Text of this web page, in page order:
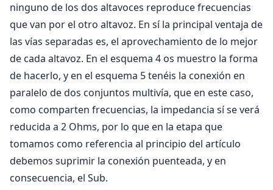
ninguno de los dos altavoces reproduce frecuencias
que van por el otro altavoz. En sí la principal ventaja de
las vías separadas es, el aprovechamiento de lo mejor
de cada altavoz. En el esquema 4 os muestro la forma
de hacerlo, y en el esquema 5 tenéis la conexión en
paralelo de dos conjuntos multivía, que en este caso,
como comparten frecuencias, la impedancia sí se verá
reducida a 2 Ohms, por lo que en la etapa que
tomamos como referencia al principio del artículo
debemos suprimir la conexión puenteada, y en
consecuencia, el Sub.